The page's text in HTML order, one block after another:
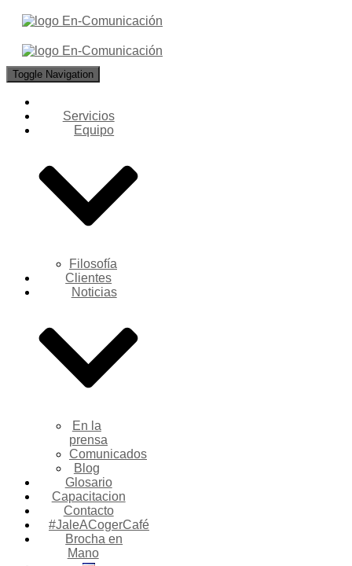
Toggle Navigation
Servicios
Equipo
Filosofía
Clientes
Noticias
En la
prensa
Comunicados
Blog
Glosario
Capacitacion
Contacto
#JaleACogerCafé
Brocha en
Mano